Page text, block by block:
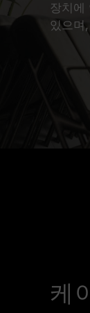
장치에
있으며
케